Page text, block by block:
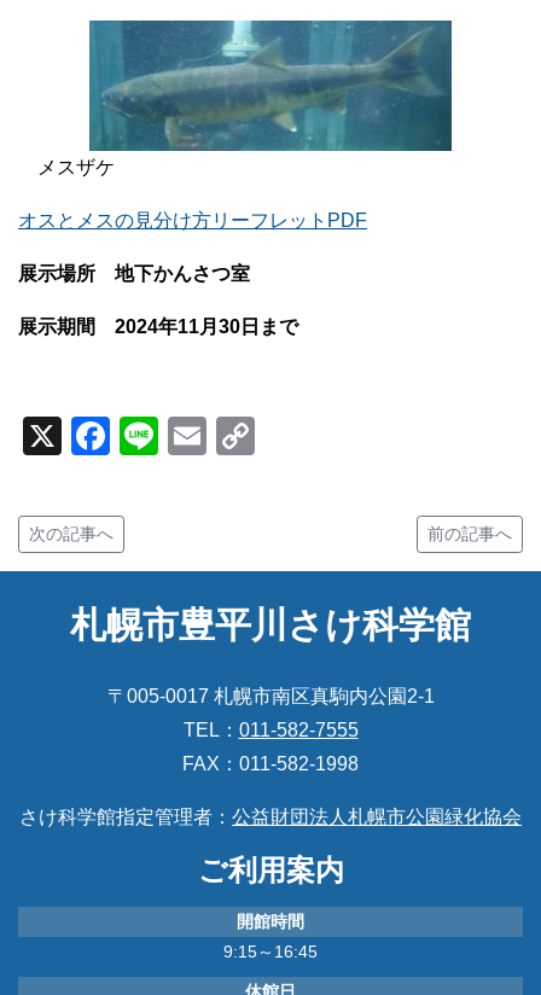
メスザケ
オスとメスの見分け方リーフレットPDF
展示場所 地下かんさつ室
展示期間 2024年11月30日まで
X Facebook
LineEmail
次の記事へ 前の記事へ
札幌市豊平川さけ科学館
〒005-0017 札幌市南区真駒内公園2-1
TEL： 011-582-7555
FAX：011-582-1998
さけ科学館指定管理者： 公益財団法人札幌市公園緑化協会
ご利用案内
開館時間
9:15～16:45